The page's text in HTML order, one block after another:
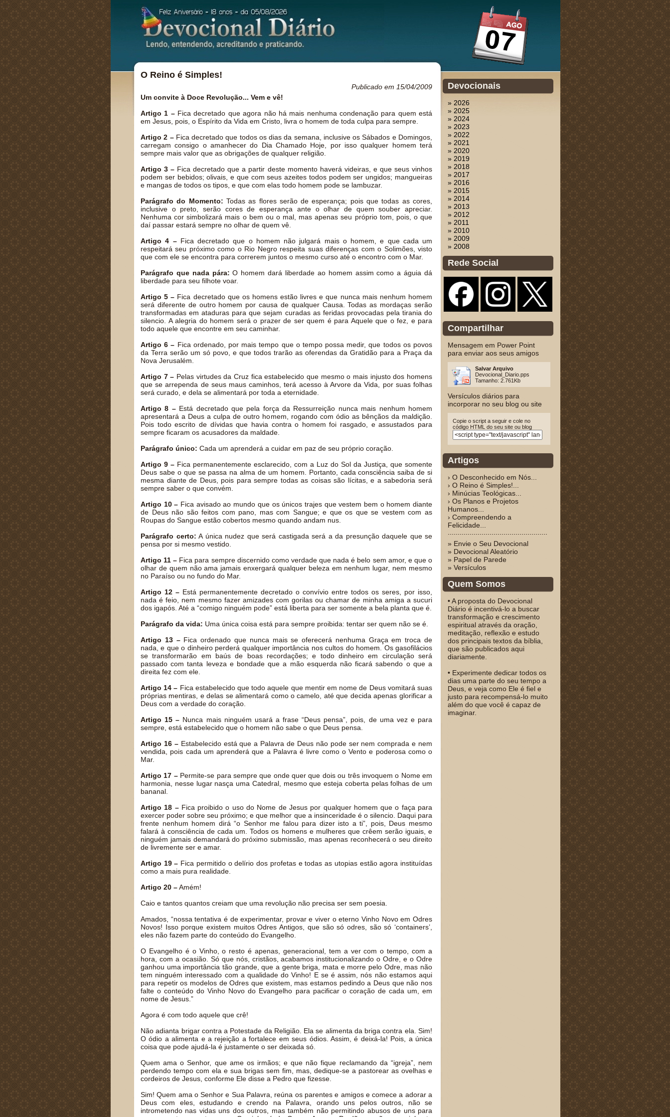
O Reino é Simples!
Publicado em 15/04/2009
Um convite à Doce Revolução... Vem e vê!
Artigo 1 –Fica decretado que agora não há mais nenhuma condenação para quem está
em Jesus, pois, o Espírito da Vida em Cristo, livra o homem de toda culpa para sempre.
Artigo 2 –Fica decretado que todos os dias da semana, inclusive os Sábados e Domingos,
carregam consigo o amanhecer do Dia Chamado Hoje, por isso qualquer homem terá
sempre mais valor que as obrigações de qualquer religião.
Artigo 3 – Fica decretado que a partir deste momento haverá videiras, e que seus vinhos
podem ser bebidos; olivais, e que com seus azeites todos podem ser ungidos; mangueiras
e mangas de todos os tipos, e que com elas todo homem pode se lambuzar.
Parágrafo do Momento: Todas as flores serão de esperança; pois que todas as cores,
inclusive o preto, serão cores de esperança ante o olhar de quem souber apreciar.
Nenhuma cor simbolizará mais o bem ou o mal, mas apenas seu próprio tom, pois, o que
daí passar estará sempre no olhar de quem vê.
Artigo 4 –Fica decretado que o homem não julgará mais o homem, e que cada um
respeitará seu próximo como o Rio Negro respeita suas diferenças com o Solimões, visto
que com ele se encontra para correrem juntos o mesmo curso até o encontro com o Mar.
Parágrafo que nada pára: O homem dará liberdade ao homem assim como a águia dá
liberdade para seu filhote voar.
Artigo 5 – Fica decretado que os homens estão livres e que nunca mais nenhum homem
será diferente de outro homem por causa de qualquer Causa. Todas as mordaças serão
transformadas em ataduras para que sejam curadas as feridas provocadas pela tirania do
silencio. A alegria do homem será o prazer de ser quem é para Aquele que o fez, e para
todo aquele que encontre em seu caminhar.
Artigo 6 – Fica ordenado, por mais tempo que o tempo possa medir, que todos os povos
da Terra serão um só povo, e que todos trarão as oferendas da Gratidão para a Praça da
Nova Jerusalém.
Artigo 7 – Pelas virtudes da Cruz fica estabelecido que mesmo o mais injusto dos homens
que se arrependa de seus maus caminhos, terá acesso à Arvore da Vida, por suas folhas
será curado, e dela se alimentará por toda a eternidade.
Artigo 8 –Está decretado que pela força da Ressurreição nunca mais nenhum homem
apresentará a Deus a culpa de outro homem, rogando com ódio as bênçãos da maldição.
Pois todo escrito de dívidas que havia contra o homem foi rasgado, e assustados para
sempre ficaram os acusadores da maldade.
Parágrafo único: Cada um aprenderá a cuidar em paz de seu próprio coração.
Artigo 9 – Fica permanentemente esclarecido, com a Luz do Sol da Justiça, que somente
Deus sabe o que se passa na alma de um homem. Portanto, cada consciência saiba de si
mesma diante de Deus, pois para sempre todas as coisas são lícitas, e a sabedoria será
sempre saber o que convém.
Artigo 10 – Fica avisado ao mundo que os únicos trajes que vestem bem o homem diante
de Deus não são feitos com pano, mas com Sangue; e que os que se vestem com as
Roupas do Sangue estão cobertos mesmo quando andam nus.
Parágrafo certo: A única nudez que será castigada será a da presunção daquele que se
pensa por si mesmo vestido.
Artigo 11 – Fica para sempre discernido como verdade que nada é belo sem amor, e que o
olhar de quem não ama jamais enxergará qualquer beleza em nenhum lugar, nem mesmo
no Paraíso ou no fundo do Mar.
Artigo 12 – Está permanentemente decretado o convívio entre todos os seres, por isso,
nada é feio, nem mesmo fazer amizades com gorilas ou chamar de minha amiga a sucuri
dos igapós. Até a “comigo ninguém pode” está liberta para ser somente a bela planta que é.
Parágrafo da vida: Uma única coisa está para sempre proibida: tentar ser quem não se é.
Artigo 13 –Fica ordenado que nunca mais se oferecerá nenhuma Graça em troca de
nada, e que o dinheiro perderá qualquer importância nos cultos do homem. Os gasofilácios
se transformarão em baús de boas recordações; e todo dinheiro em circulação será
passado com tanta leveza e bondade que a mão esquerda não ficará sabendo o que a
direita fez com ele.
Artigo 14 – Fica estabelecido que todo aquele que mentir em nome de Deus vomitará suas
próprias mentiras, e delas se alimentará como o camelo, até que decida apenas glorificar a
Deus com a verdade do coração.
Artigo 15 – Nunca mais ninguém usará a frase “Deus pensa”, pois, de uma vez e para
sempre, está estabelecido que o homem não sabe o que Deus pensa.
Artigo 16 –Estabelecido está que a Palavra de Deus não pode ser nem comprada e nem
vendida, pois cada um aprenderá que a Palavra é livre como o Vento e poderosa como o
Mar.
Artigo 17 –Permite-se para sempre que onde quer que dois ou três invoquem o Nome em
harmonia, nesse lugar nasça uma Catedral, mesmo que esteja coberta pelas folhas de um
bananal.
Artigo 18 –Fica proibido o uso do Nome de Jesus por qualquer homem que o faça para
exercer poder sobre seu próximo; e que melhor que a insinceridade é o silencio. Daqui para
frente nenhum homem dirá “o Senhor me falou para dizer isto a ti”, pois, Deus mesmo
falará à consciência de cada um. Todos os homens e mulheres que crêem serão iguais, e
ninguém jamais demandará do próximo submissão, mas apenas reconhecerá o seu direito
de livremente ser e amar.
Artigo 19 – Fica permitido o delírio dos profetas e todas as utopias estão agora instituídas
como a mais pura realidade.
Artigo 20 –Amém!
Caio e tantos quantos creiam que uma revolução não precisa ser sem poesia.
Amados, “nossa tentativa é de experimentar, provar e viver o eterno Vinho Novo em Odres
Novos! Isso porque existem muitos Odres Antigos, que são só odres, são só ‘containers’,
eles não fazem parte do conteúdo do Evangelho.
O Evangelho é o Vinho, o resto é apenas, generacional, tem a ver com o tempo, com a
hora, com a ocasião. Só que nós, cristãos, acabamos institucionalizando o Odre, e o Odre
ganhou uma importância tão grande, que a gente briga, mata e morre pelo Odre, mas não
tem ninguém interessado com a qualidade do Vinho! E se é assim, nós não estamos aqui
para repetir os modelos de Odres que existem, mas estamos pedindo a Deus que não nos
falte o conteúdo do Vinho Novo do Evangelho para pacificar o coração de cada um, em
nome de Jesus.”
Agora é com todo aquele que crê!
Não adianta brigar contra a Potestade da Religião. Ela se alimenta da briga contra ela. Sim!
O ódio a alimenta e a rejeição a fortalece em seus ódios. Assim, é deixá-la! Pois, a única
coisa que pode ajudá-la é justamente o ser deixada só.
Quem ama o Senhor, que ame os irmãos; e que não fique reclamando da “igreja”, nem
perdendo tempo com ela e sua brigas sem fim, mas, dedique-se a pastorear as ovelhas e
cordeiros de Jesus, conforme Ele disse a Pedro que fizesse.
Sim! Quem ama o Senhor e Sua Palavra, reúna os parentes e amigos e comece a adorar a
Deus com eles, estudando e crendo na Palavra, orando uns pelos outros, não se
intrometendo nas vidas uns dos outros, mas também não permitindo abusos de uns para
Devocionais
» 2026
» 2025
» 2024
» 2023
» 2022
» 2021
» 2020
» 2019
» 2018
» 2017
» 2016
» 2015
» 2014
» 2013
» 2012
» 2011
» 2010
» 2009
» 2008
Rede Social
Compartilhar
Mensagem em Power Point
para enviar aos seus amigos
Salvar Arquivo
Devocional_Diario.pps
Tamanho: 2.761Kb
Versículos diários para
incorporar no seu blog ou site
Copie o script a seguir e cole no
código HTML do seu site ou blog
Artigos
› O Desconhecido em Nós...
› O Reino é Simples!...
› Minúcias Teológicas...
› Os Planos e Projetos
Humanos...
› Compreendendo a
Felicidade...
» Envie o Seu Devocional
» Devocional Aleatório
» Papel de Parede
» Versículos
Quem Somos
• A proposta do Devocional
Diário é incentivá-lo a buscar
transformação e crescimento
espiritual através da oração,
meditação, reflexão e estudo
dos principais textos da bíblia,
que são publicados aqui
diariamente.
• Experimente dedicar todos os
dias uma parte do seu tempo a
Deus, e veja como Ele é fiel e
justo para recompensá-lo muito
além do que você é capaz de
imaginar.